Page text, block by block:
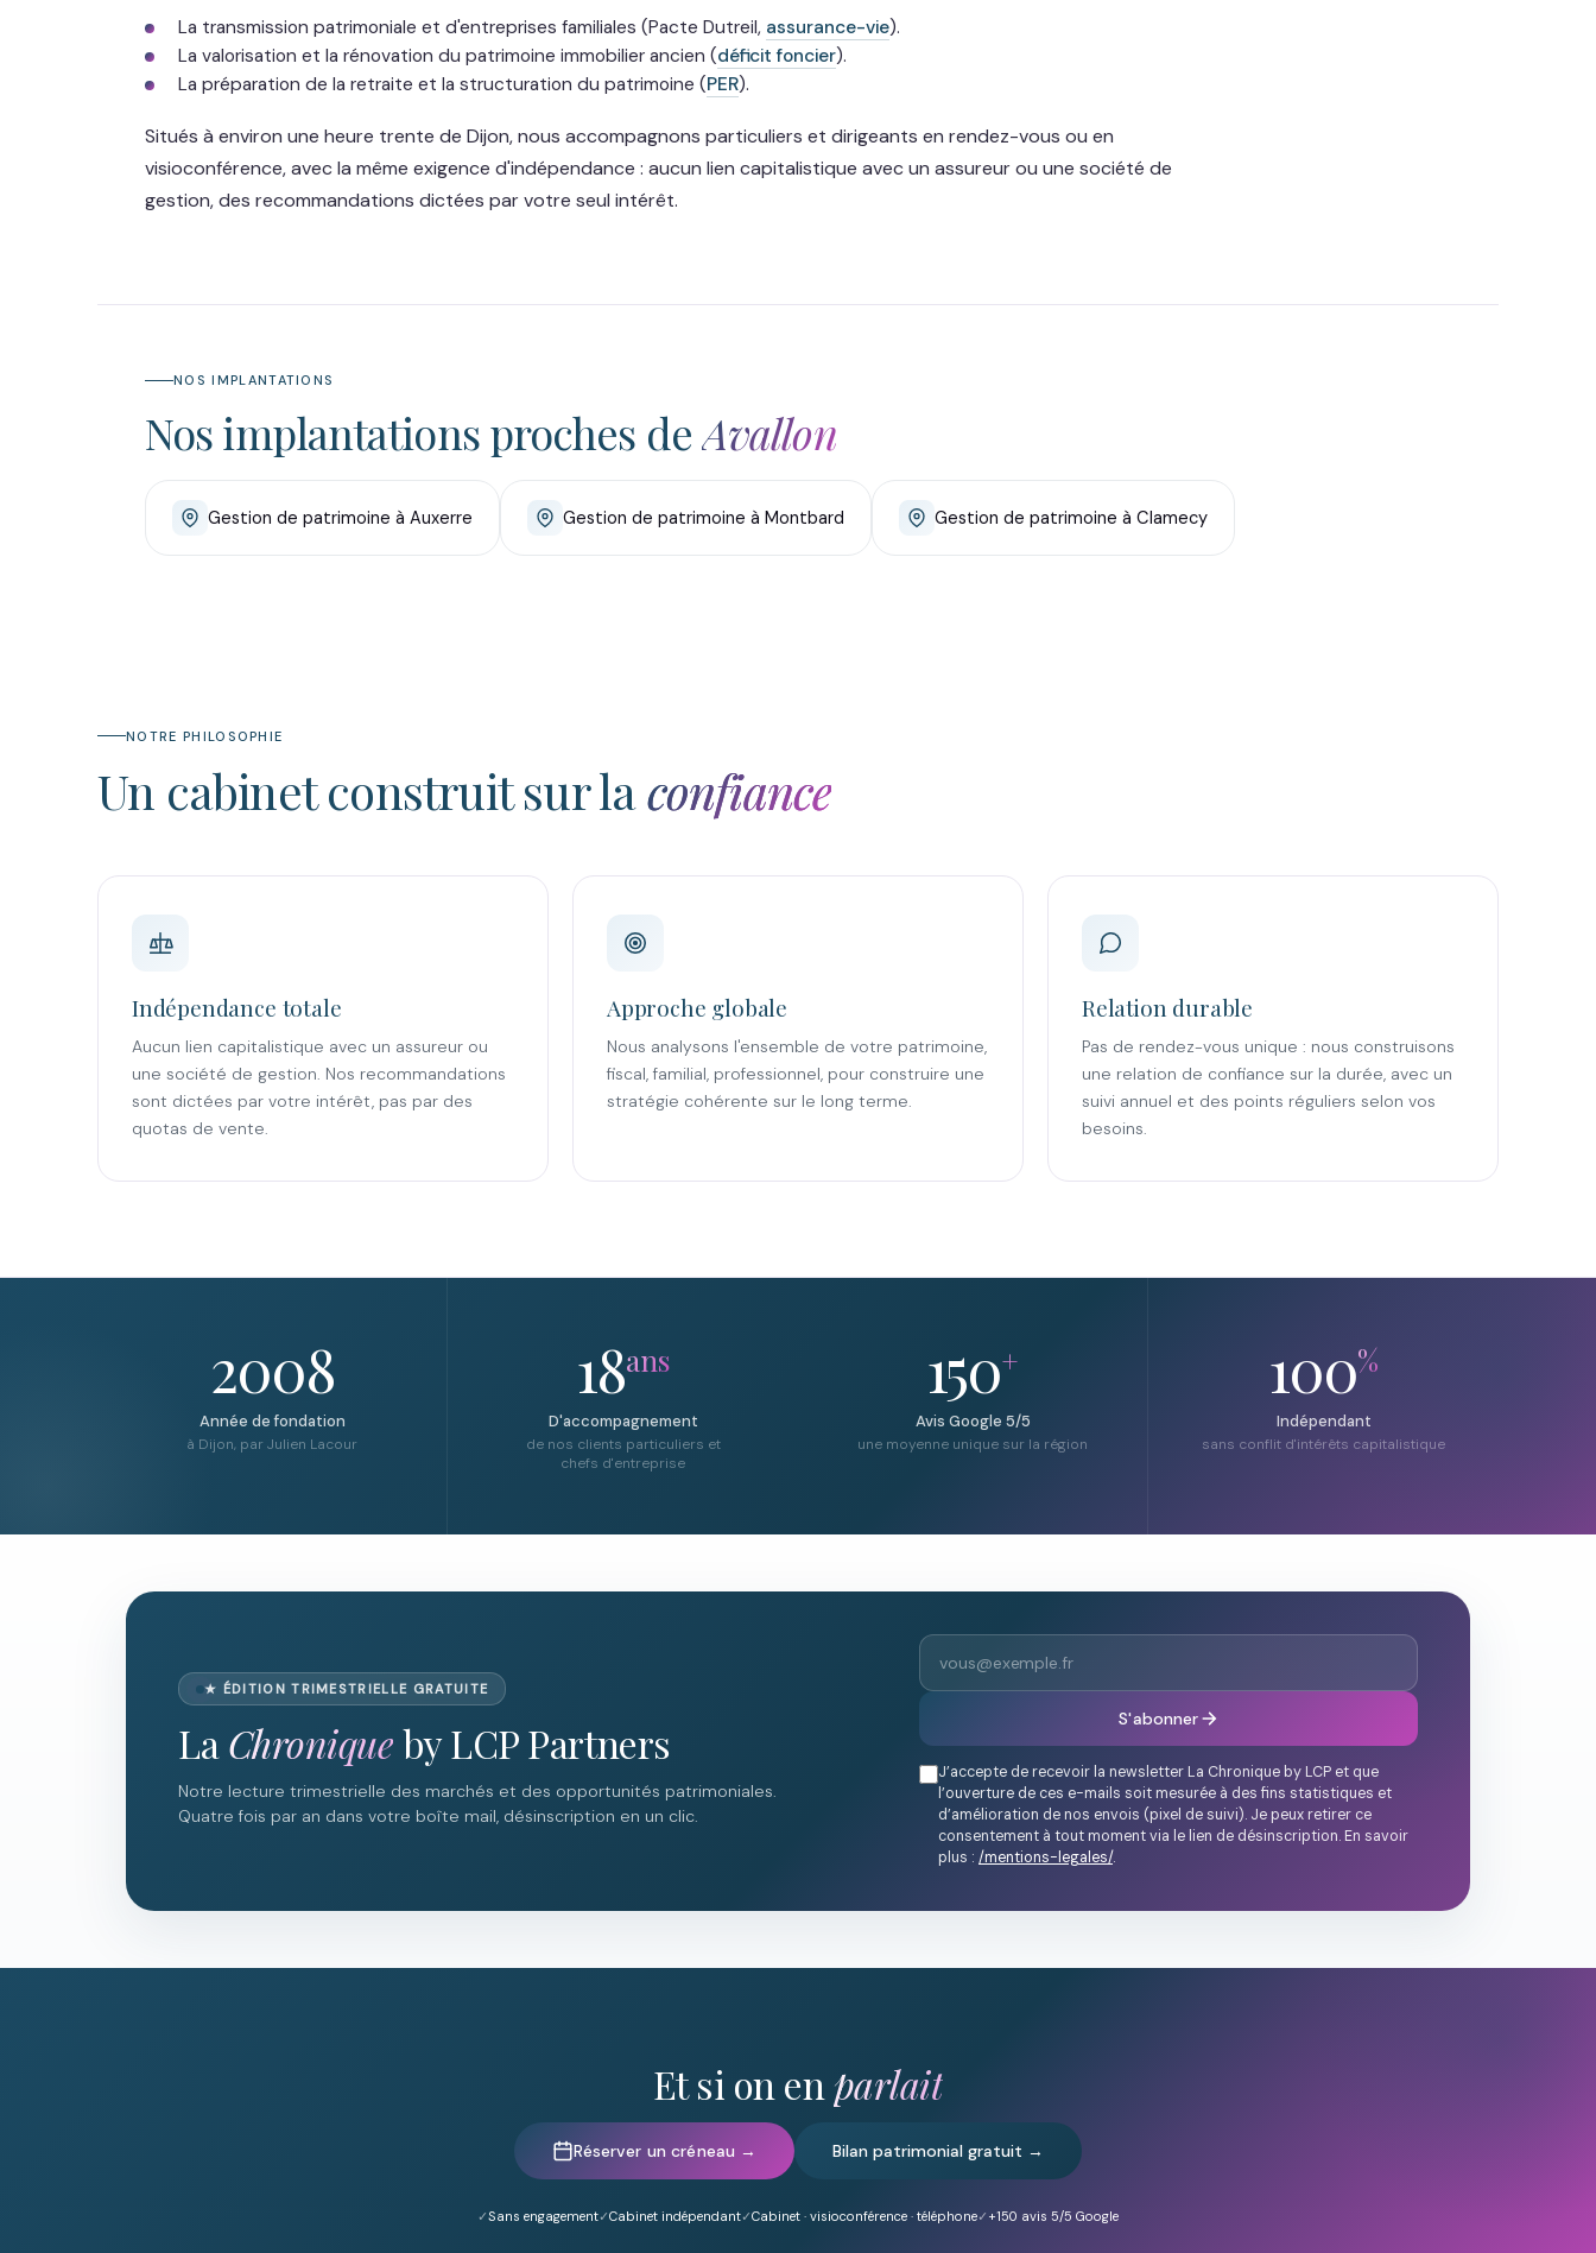
La transmission patrimoniale et d'entreprises familiales (Pacte Dutreil, assurance-vie).
La valorisation et la rénovation du patrimoine immobilier ancien (déficit foncier).
La préparation de la retraite et la structuration du patrimoine (PER).
Situés à environ une heure trente de Dijon, nous accompagnons particuliers et dirigeants en rendez-vous ou en
visioconférence, avec la même exigence d'indépendance : aucun lien capitalistique avec un assureur ou une société de
gestion, des recommandations dictées par votre seul intérêt.
NOS IMPLANTATIONS
Nos implantations proches deAvallon
Gestion de patrimoine à Auxerre Gestion de patrimoine à Montbard Gestion de patrimoine à Clamecy
NOTRE PHILOSOPHIE
Un cabinet construit sur la confiance
Indépendance totale
Aucun lien capitalistique avec un assureur ou
une société de gestion. Nos recommandations
sont dictées par votre intérêt, pas par des
quotas de vente.
Approche globale
Nous analysons l'ensemble de votre patrimoine,
fiscal, familial, professionnel, pour construire une
stratégie cohérente sur le long terme.
Relation durable
Pas de rendez-vous unique : nous construisons
une relation de confiance sur la durée, avec un
suivi annuel et des points réguliers selon vos
besoins.
2008
Année de fondation
à Dijon, par Julien Lacour
18ans
D'accompagnement
de nos clients particuliers et
chefs d'entreprise
150+
Avis Google 5/5
une moyenne unique sur la région
100%
Indépendant
sans conflit d'intérêts capitalistique
★ ÉDITION TRIMESTRIELLE GRATUITE
La Chroniqueby LCP Partners
Notre lecture trimestrielle des marchés et des opportunités patrimoniales.
Quatre fois par an dans votre boîte mail, désinscription en un clic.
S'abonner
J’accepte de recevoir la newsletter La Chronique by LCP et que
l’ouverture de ces e-mails soit mesurée à des fins statistiques et
d’amélioration de nos envois (pixel de suivi). Je peux retirer ce
consentement à tout moment via le lien de désinscription. En savoir
plus : /mentions-legales/.
Et si on en parlait
Réserver un créneau → Bilan patrimonial gratuit →
Sans engagement Cabinet indépendant Cabinet · visioconférence · téléphone +150 avis 5/5 Google